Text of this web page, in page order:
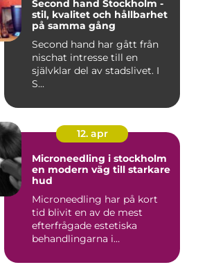
Second hand Stockholm -
stil, kvalitet och hållbarhet
på samma gång
Second hand har gått från
nischat intresse till en
självklar del av stadslivet. I
S...
12. apr
Microneedling i stockholm
en modern väg till starkare
hud
Microneedling har på kort
tid blivit en av de mest
efterfrågade estetiska
behandlingarna i